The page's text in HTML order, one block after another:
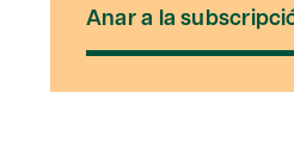
Anar a la